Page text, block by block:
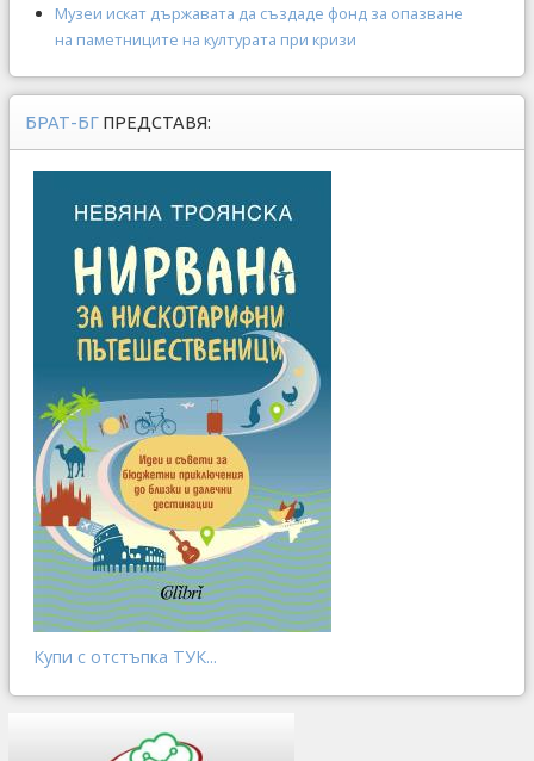
Музеи искат държавата да създаде фонд за опазване
на паметниците на културата при кризи
БРАТ-БГ ПРЕДСТАВЯ:
Купи с отстъпка ТУК...